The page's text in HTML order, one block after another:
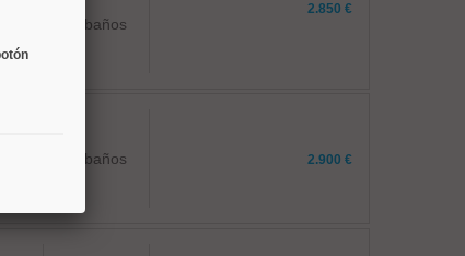
3 baños
2.850 €
2 baños 2.900 €